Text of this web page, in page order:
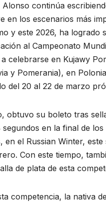
Alonso continúa
en los escenarios más
y este 2026, ha logrado
al Campeonato
celebrarse en Kujawy
y Pomerania), en
del 20 al 22 de marzo
obtuvo su boleto tras
segundos en la final de
en el Russian Winter, este
Con este tiempo,
de plata de esta
competencia, la nativa